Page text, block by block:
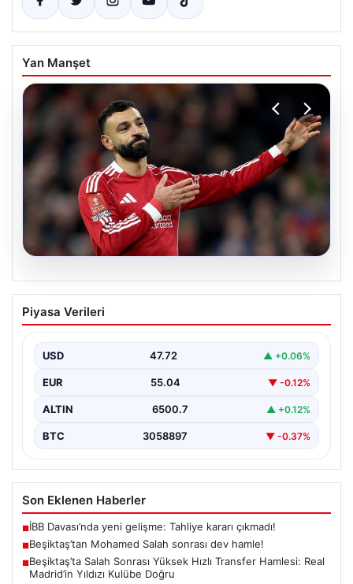
Yan Manşet
05.08.2026
Beşiktaş’tan Mohamed Salah sonrası
dev hamle!
Piyasa Verileri
USD 47.72 ▲ +0.06%
EUR 55.04 ▼ -0.12%
ALTIN 6500.7 ▲ +0.12%
BTC 3058897 ▼ -0.37%
Son Eklenen Haberler
■İBB Davası’nda yeni gelişme: Tahliye kararı çıkmadı!
■Beşiktaş’tan Mohamed Salah sonrası dev hamle!
■Beşiktaş’ta Salah Sonrası Yüksek Hızlı Transfer Hamlesi: Real
Madrid’in Yıldızı Kulübe Doğru